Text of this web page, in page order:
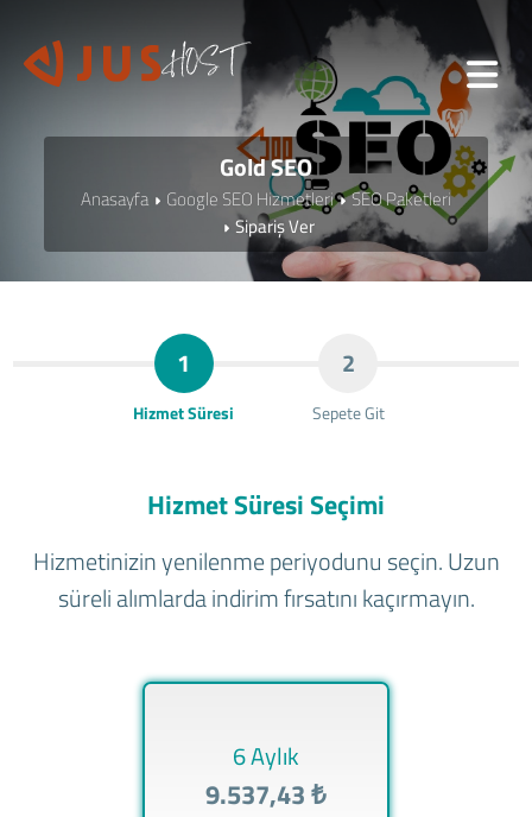
Gold SEO
Anasayfa Google SEO Hizmetleri
SEO Paketleri
Sipariş Ver
1
Hizmet Süresi
2
Sepete Git
Hizmet Süresi Seçimi
Hizmetinizin yenilenme periyodunu seçin. Uzun
süreli alımlarda indirim fırsatını kaçırmayın.
6 Aylık
9.537,43 ₺